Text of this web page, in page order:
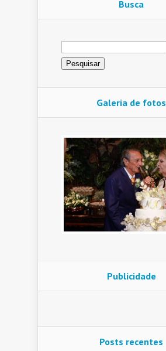
Busca
Pesquisar
por:
Galeria de fotos
Publicidade
Posts recentes